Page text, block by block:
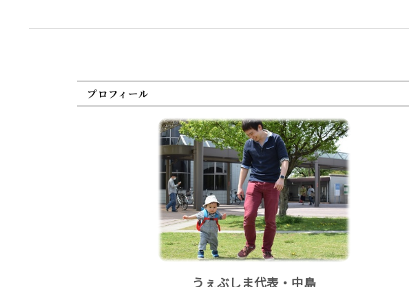
プロフィール
うぇぶしま代表・中島